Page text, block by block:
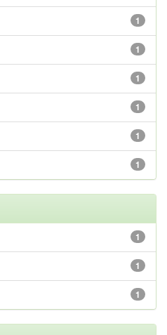
1
1
1
1
1
1
1
1
1